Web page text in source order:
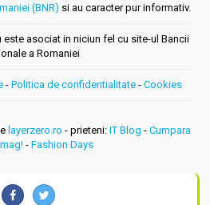
(BNR) si au caracter pur informativ.
este asociat in niciun fel cu site-ul Bancii
a Romaniei
- Politica de confidentialitate - Cookies
layerzero.ro - prieteni: IT Blog - Cumpara
- Fashion Days